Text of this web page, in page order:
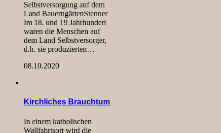
Selbstversorgung auf dem
Land BauerngärtenStenner
Im 18. und 19 Jahrhundert
waren die Menschen auf
dem Land Selbstversorger,
d.h. sie produzierten…
08.10.2020
Kirchliches Brauchtum
In einem katholischen
Wallfahrtsort wird die